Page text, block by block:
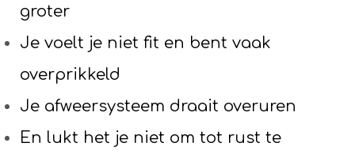
groter
Je voelt je niet fit en bent vaak
overprikkeld
Je afweersysteem draait overuren
En lukt het je niet om tot rust te